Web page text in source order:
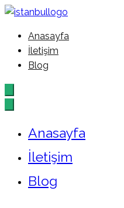
İçeriğe
İstanbul –
Anasayfa
İletişim
Blog
Anasayfa
İletişim
Blog